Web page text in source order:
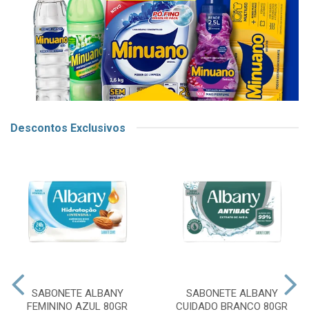
Descontos Exclusivos
SABONETE ALBANY
FEMININO AZUL 80GR
SABONETE ALBANY
CUIDADO BRANCO 80GR